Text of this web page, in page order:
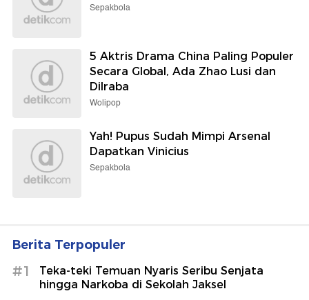
Sepakbola
5 Aktris Drama China Paling Populer
Secara Global, Ada Zhao Lusi dan
Dilraba
Wolipop
Yah! Pupus Sudah Mimpi Arsenal
Dapatkan Vinicius
Sepakbola
Berita Terpopuler
#1
Teka-teki Temuan Nyaris Seribu Senjata
hingga Narkoba di Sekolah Jaksel